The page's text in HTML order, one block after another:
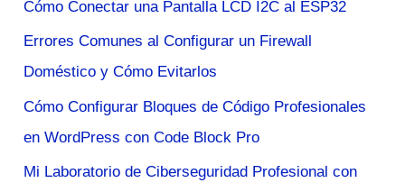
p
o
r
:
Cómo Conectar una Pantalla LCD I2C al ESP32
Errores Comunes al Configurar un Firewall
Doméstico y Cómo Evitarlos
Cómo Configurar Bloques de Código Profesionales
en WordPress con Code Block Pro
Mi Laboratorio de Ciberseguridad Profesional con